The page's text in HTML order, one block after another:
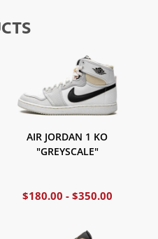
AIR JORDAN 1 KO
"GREYSCALE"
$180.00 - $350.00